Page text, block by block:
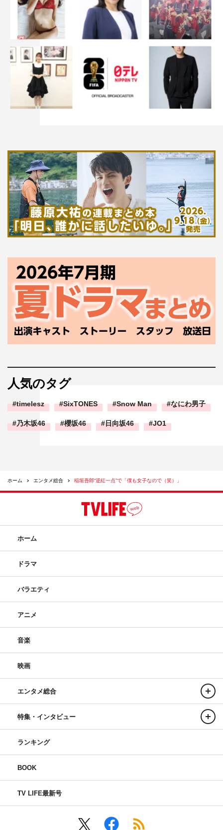
人気のタグ
timelesz SixTONES Snow Man なにわ男子
乃木坂46 櫻坂46 日向坂46 JO1
ホーム エンタメ総合 稲垣吾郎“逆紅一点”で「僕も女子なので（笑）」
ホーム
ドラマ
バラエティ
アニメ
音楽
映画
エンタメ総合
特集・インタビュー
ランキング
BOOK
TV LIFE最新号